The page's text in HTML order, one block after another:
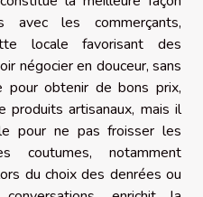
avec les commerçants,
locale favorisant des
négocier en douceur, sans
pour obtenir de bons prix,
produits artisanaux, mais il
pour ne pas froisser les
coutumes, notamment
du choix des denrées ou